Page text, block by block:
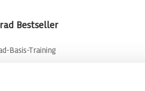
Bestseller
Basis-Training
Training